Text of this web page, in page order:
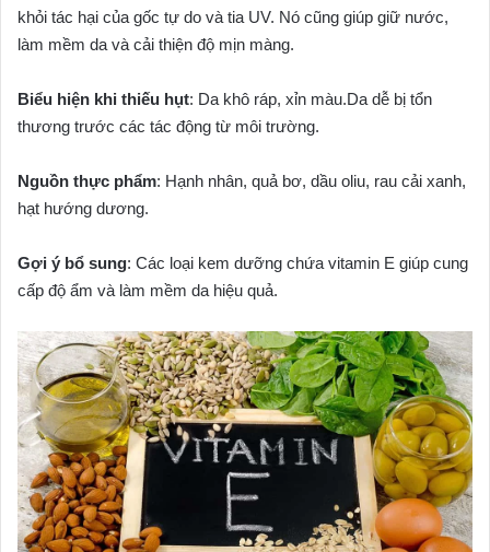
khỏi tác hại của gốc tự do và tia UV. Nó cũng giúp giữ nước,
làm mềm da và cải thiện độ mịn màng.
Biểu hiện khi thiếu hụt: Da khô ráp, xỉn màu.Da dễ bị tổn
thương trước các tác động từ môi trường.
Nguồn thực phẩm: Hạnh nhân, quả bơ, dầu oliu, rau cải xanh,
hạt hướng dương.
Gợi ý bổ sung: Các loại kem dưỡng chứa vitamin E giúp cung
cấp độ ẩm và làm mềm da hiệu quả.